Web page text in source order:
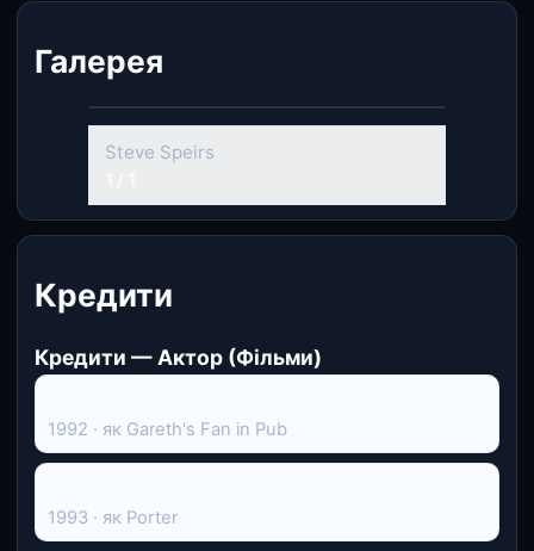
Галерея
Steve Speirs
Кредити
Кредити — Актор (Фільми)
1992 · як Gareth's Fan in Pub
1993 · як Porter